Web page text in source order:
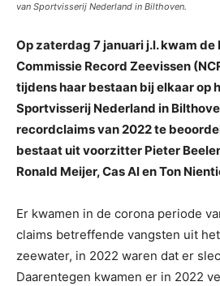
van Sportvisserij Nederland in Bilthoven.
Op zaterdag 7 januari j.l. kwam de
Commissie Record Zeevissen
tijdens haar bestaan bij elkaar op
Sportvisserij Nederland in
recordclaims van 2022 te
bestaat uit voorzitter Pieter
Ronald Meijer, Cas Al en Ton
Er kwamen in de corona periode
claims betreffende vangsten uit
zeewater, in 2022 waren dat er
Daarentegen kwamen er in 2022